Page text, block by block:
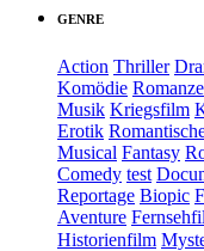
GENRE
Action Thriller
Komödie Romanze
Musik Kriegsfilm
Erotik
Musical Fantasy
Comedy test
Reportage Biopic
Aventure
Historienfilm